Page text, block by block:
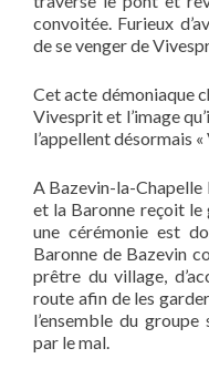
convoitée. Furieux
de se venger de
Cet acte démoniaque
Vivesprit et l’image
l’appellent désormais
A Bazevin-la-Chapelle
et la Baronne reçoit le
une cérémonie est
Baronne de Bazevin
prêtre du village,
route afin de les
l’ensemble du
par le mal.